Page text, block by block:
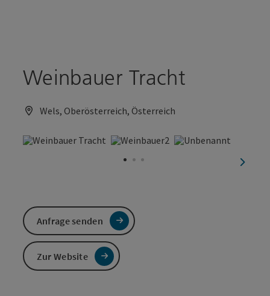
Weinbauer Tracht
Wels, Oberösterreich, Österreich
Anfrage senden
Zur Website